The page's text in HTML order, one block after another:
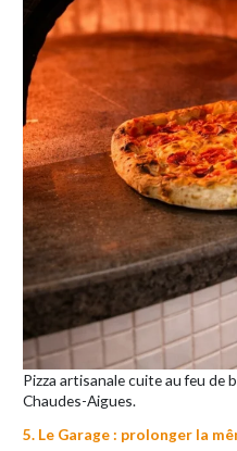
Pizza artisanale cuite au feu de
Chaudes-Aigues.
5. Le Garage : prolonger la